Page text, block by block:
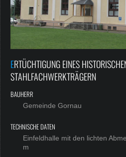
Jobs
ERTÜCHTIGUNG EINES HISTORISCHEN DACHTRAGWERKES AUS
STAHLFACHWERKTRÄGERN
BAUHERR
Gemeinde Gornau
TECHNISCHE DATEN
Einfeldhalle mit den lichten
m